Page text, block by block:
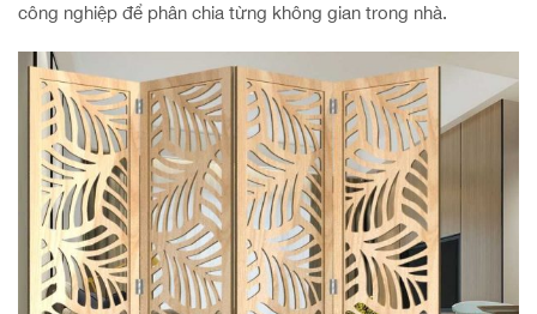
công nghiệp để phân chia từng không gian trong nhà.